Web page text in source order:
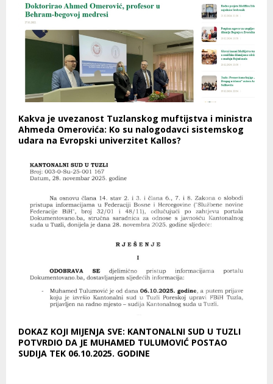
Kakva je uvezanost Tuzlanskog muftijstva i ministra
Ahmeda Omerovića: Ko su nalogodavci sistemskog
udara na Evropski univerzitet Kallos?
DOKAZ KOJI MIJENJA SVE: KANTONALNI SUD U TUZLI
POTVRDIO DA JE MUHAMED TULUMOVIĆ POSTAO
SUDIJA TEK 06.10.2025. GODINE